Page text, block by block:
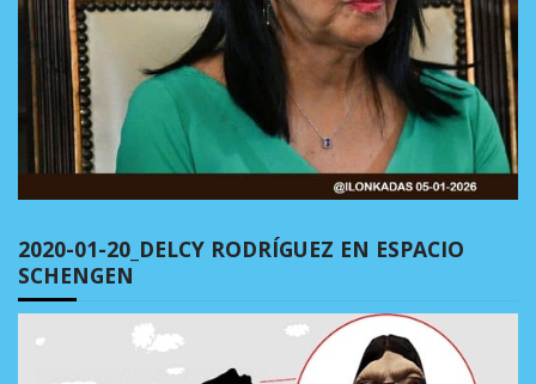
2020-01-20_DELCY RODRÍGUEZ EN ESPACIO
SCHENGEN